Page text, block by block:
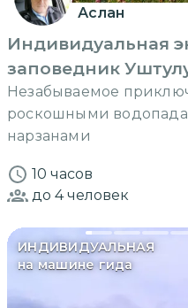
Аслан
Индивидуальная
заповедник
Незабываемое
роскошными
нарзанами
10 часов
до 4человек
ИНДИВИДУАЛЬНАЯ
на машине гида